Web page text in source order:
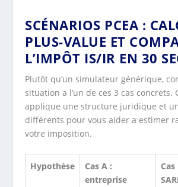
SCÉNARIOS PCEA :
PLUS-VALUE ET
L’IMPÔT IS/IR EN 30
Plutôt qu’un simulateur générique,
situation a l’un de ces 3 cas concrets.
applique une structure juridique et
différents pour vous aider a estimer
votre imposition.
Hypothèse
Cas A :
entreprise
Cas